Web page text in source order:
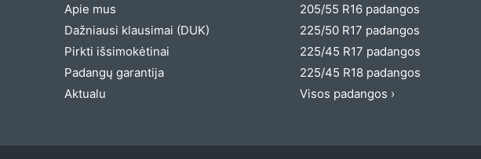
Apie mus
Dažniausi klausimai (DUK)
Pirkti išsimokėtinai
Padangų garantija
Aktualu
205/55 R16 padangos
225/50 R17 padangos
225/45 R17 padangos
225/45 R18 padangos
Visos padangos ›